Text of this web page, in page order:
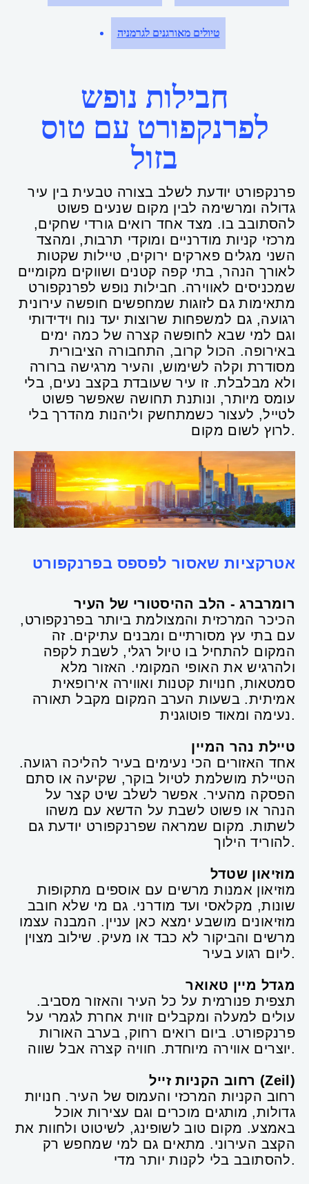
טיולים מאורגנים לגרמניה
חבילות נופש
לפרנקפורט עם טוס
בזול
פרנקפורט יודעת לשלב בצורה טבעית בין עיר
גדולה ומרשימה לבין מקום שנעים פשוט
להסתובב בו. מצד אחד רואים גורדי שחקים,
מרכזי קניות מודרניים ומוקדי תרבות, ומהצד
השני מגלים פארקים ירוקים, טיילות שקטות
לאורך הנהר, בתי קפה קטנים ושווקים מקומיים
שמכניסים לאווירה. חבילות נופש לפרנקפורט
מתאימות גם לזוגות שמחפשים חופשה עירונית
רגועה, גם למשפחות שרוצות יעד נוח וידידותי
וגם למי שבא לחופשה קצרה של כמה ימים
באירופה. הכול קרוב, התחבורה הציבורית
מסודרת וקלה לשימוש, והעיר מרגישה ברורה
ולא מבלבלת. זו עיר שעובדת בקצב נעים, בלי
עומס מיותר, ונותנת תחושה שאפשר פשוט
לטייל, לעצור כשמתחשק וליהנות מהדרך בלי
לרוץ לשום מקום.
אטרקציות שאסור לפספס בפרנקפורט
רומרברג - הלב ההיסטורי של העיר
הכיכר המרכזית והמצולמת ביותר בפרנקפורט,
עם בתי עץ מסורתיים ומבנים עתיקים. זה
המקום להתחיל בו טיול רגלי, לשבת לקפה
ולהרגיש את האופי המקומי. האזור מלא
סמטאות, חנויות קטנות ואווירה אירופאית
אמיתית. בשעות הערב המקום מקבל תאורה
נעימה ומאוד פוטוגנית.
טיילת נהר המיין
אחד האזורים הכי נעימים בעיר להליכה רגועה.
הטיילת מושלמת לטיול בוקר, שקיעה או סתם
הפסקה מהעיר. אפשר לשלב שיט קצר על
הנהר או פשוט לשבת על הדשא עם משהו
לשתות. מקום שמראה שפרנקפורט יודעת גם
להוריד הילוך.
מוזיאון שטדל
מוזיאון אמנות מרשים עם אוספים מתקופות
שונות, מקלאסי ועד מודרני. גם מי שלא חובב
מוזיאונים מושבע ימצא כאן עניין. המבנה עצמו
מרשים והביקור לא כבד או מעיק. שילוב מצוין
ליום רגוע בעיר.
מגדל מיין טאואר
תצפית פנורמית על כל העיר והאזור מסביב.
עולים למעלה ומקבלים זווית אחרת לגמרי על
פרנקפורט. ביום רואים רחוק, בערב האורות
יוצרים אווירה מיוחדת. חוויה קצרה אבל שווה.
רחוב הקניות זייל (Zeil)
רחוב הקניות המרכזי והעמוס של העיר. חנויות
גדולות, מותגים מוכרים וגם עצירות אוכל
באמצע. מקום טוב לשופינג, לשיטוט ולחוות את
הקצב העירוני. מתאים גם למי שמחפש רק
להסתובב בלי לקנות יותר מדי.